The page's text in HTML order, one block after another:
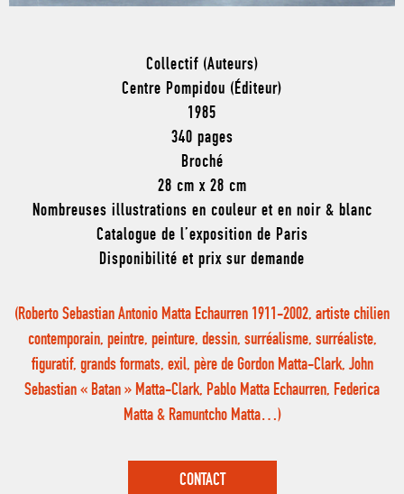
Collectif (Auteurs)
Centre Pompidou (Éditeur)
1985
340 pages
Broché
28 cm x 28 cm
Nombreuses illustrations en couleur et en noir & blanc
Catalogue de l’exposition de Paris
Disponibilité et prix sur demande
(Roberto Sebastian Antonio Matta Echaurren 1911-2002, artiste chilien
contemporain, peintre, peinture, dessin, surréalisme, surréaliste,
figuratif, grands formats, exil, père de Gordon Matta-Clark, John
Sebastian « Batan » Matta-Clark, Pablo Matta Echaurren, Federica
Matta & Ramuntcho Matta…)
CONTACT